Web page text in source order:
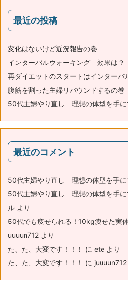
最近の投稿
変化はないけど近況報告の巻
インターバルウォーキング 効果は？
再ダイエットのスタートはインターバ
腹筋を割った主婦リバウンドするの
50代主婦やり直し 理想の体型を手に
最近のコメント
50代主婦やり直し 理想の体型を手に
50代主婦やり直し 理想の体型を手に
ル より
50代でも痩せられる！10kg痩せた実
uuuun712 より
た、た、大変です！！！
に ete より
た、た、大変です！！！
に juuuun712